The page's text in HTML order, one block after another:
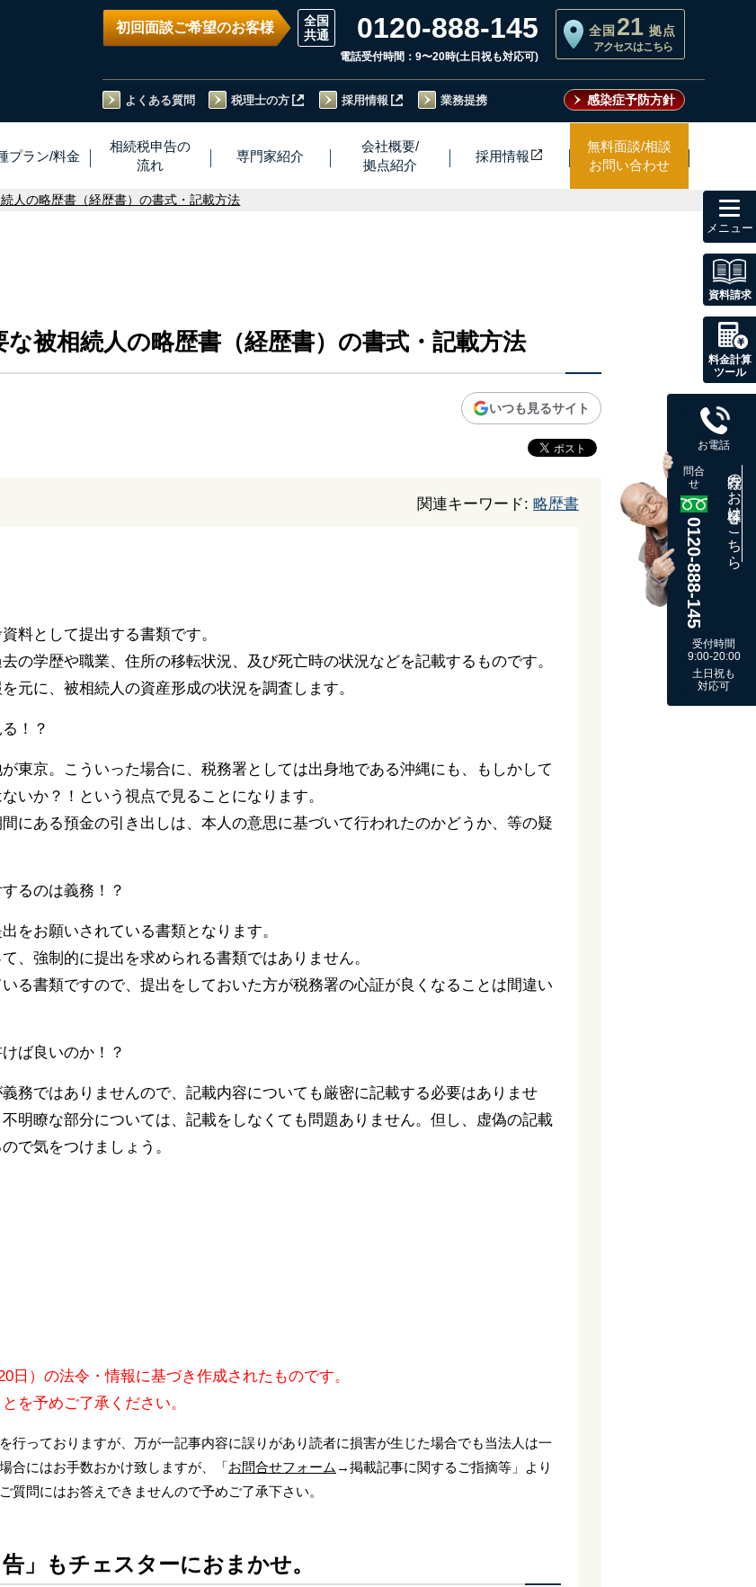
初回面談ご希望のお客様 0120-888-145
電話受付時間：9〜20時(土日祝も対応可)
全国 21 拠点
アクセスはこちら
よくある質問 税理士の方 採用情報 業務提携 感染症予防方針
プラン/料金
相続税申告の
流れ
専門家紹介
会社概要/
拠点紹介
採用情報
無料面談/相談
お問い合わせ
人の略歴書（経歴書）の書式・記載方法
被相続人の略歴書（経歴書）の書式・記載方法
いつも見るサイト
関連キーワード: 略歴書
料として提出する書類です。
の学歴や職業、住所の移転状況、及び死亡時の状況などを記載するものです。
元に、被相続人の資産形成の状況を調査します。
！？
東京。こういった場合に、税務署としては出身地である沖縄にも、もしかして
いか？！という視点で見ることになります。
にある預金の引き出しは、本人の意思に基づいて行われたのかどうか、等の疑
るのは義務！？
をお願いされている書類となります。
、強制的に提出を求められる書類ではありません。
る書類ですので、提出をしておいた方が税務署の心証が良くなることは間違い
ば良いのか！？
務ではありませんので、記載内容についても厳密に記載する必要はありませ
明瞭な部分については、記載をしなくても問題ありません。但し、虚偽の記載
で気をつけましょう。
）の法令・情報に基づき作成されたものです。
を予めご了承ください。
行っておりますが、万が一記事内容に誤りがあり読者に損害が生じた場合でも当法人は一
合にはお手数おかけ致しますが、「お問合せフォーム →掲載記事に関するご指摘等」より
質問にはお答えできませんので予めご了承下さい。
」もチェスターにおまかせ。
資料請求
料金計算
ツール
お電話
問合
せ
0120-888-145
既存のお客様はこちら
受付時間
9:00-20:00
土日祝も
対応可